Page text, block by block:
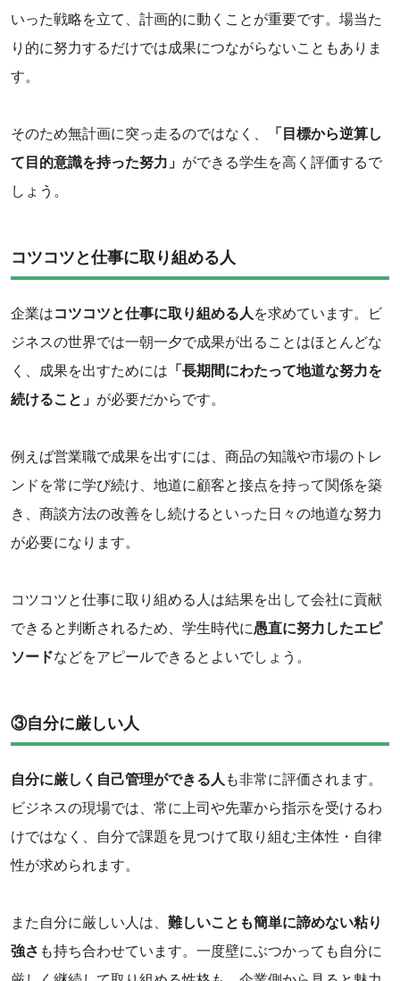
いった戦略を立て、計画的に動くことが重要です。場当た
り的に努力するだけでは成果につながらないこともありま
す。
そのため無計画に突っ走るのではなく、
「目標から逆算し
て目的意識を持った努力」 ができる学生を高く評価するで
しょう。
‌コツコツと仕事に取り組める人
‌企業はコツコツと仕事に取り組める人 を求めています。ビ
ジネスの世界では一朝一夕で成果が出ることはほとんどな
く、成果を出すためには 「長期間にわたって地道な努力を
続けること」 が必要だからです。
例えば営業職で成果を出すには、商品の知識や市場のトレ
ンドを常に学び続け、地道に顧客と接点を持って関係を築
き、商談方法の改善をし続けるといった日々の地道な努力
が必要になります。
コツコツと仕事に取り組める人は結果を出して会社に貢献
できると判断されるため、学生時代に愚直に努力したエピ
ソードなどをアピールできるとよいでしょう。‌
‌③自分に厳しい人
自分に厳しく自己管理ができる人 も非常に評価されます。
ビジネスの現場では、常に上司や先輩から指示を受けるわ
けではなく、自分で課題を見つけて取り組む主体性・自律
性が求められます。
また自分に厳しい人は、 難しいことも簡単に諦めない粘り
強さ も持ち合わせています。一度壁にぶつかっても自分に